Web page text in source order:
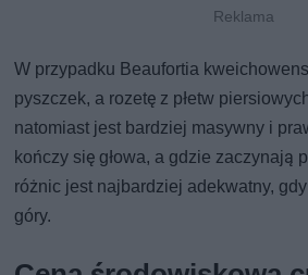
W przypadku Beaufortia
pyszczek, a rozetę z płetw
natomiast jest bardziej masywny i
kończy się głowa, a gdzie zaczynają
różnic jest najbardziej adekwatny,
góry.